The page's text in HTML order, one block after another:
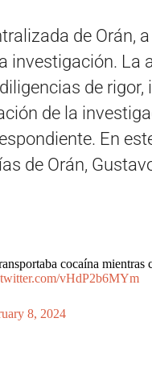
de Orán,
investigación. La
de
de la
En
de Orán,
cocaína mientras
vHdP2b6MYm
8, 2024